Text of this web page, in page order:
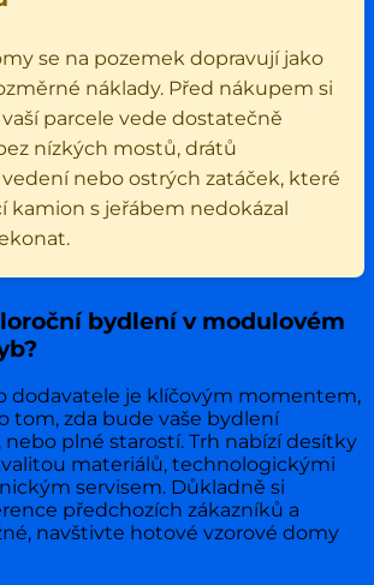
se na pozemek dopravují jako
náklady. Před nákupem si
parcele vede dostatečně
nízkých mostů, drátů
nebo ostrých zatáček, které
kamion s jeřábem nedokázal
bydlení v modulovém
dodavatele je klíčovým momentem,
tom, zda bude vaše bydlení
plné starostí. Trh nabízí desítky
materiálů, technologickými
servisem. Důkladně si
předchozích zákazníků a
navštivte hotové vzorové domy